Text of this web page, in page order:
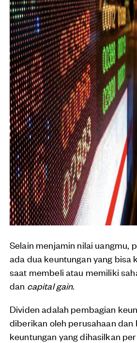
Selain menjamin nilai uangmu,
ada dua keuntungan yang bisa
saat membeli atau memiliki
dan capital gain.
Dividen adalah pembagian
diberikan oleh perusahaan dan
keuntungan yang dihasilkan